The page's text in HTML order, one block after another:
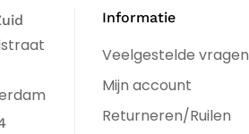
Informatie
Veelgestelde vragen
Mijn account
Returneren/Ruilen